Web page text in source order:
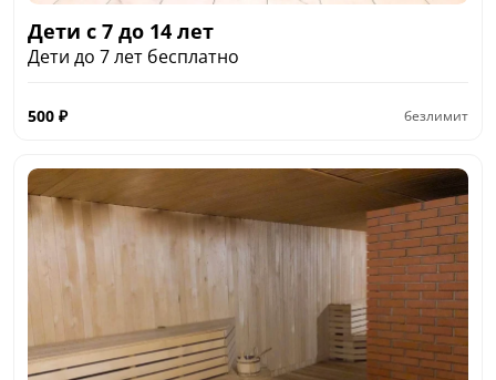
Дети с 7 до 14 лет
Дети до 7 лет бесплатно
500 ₽ безлимит